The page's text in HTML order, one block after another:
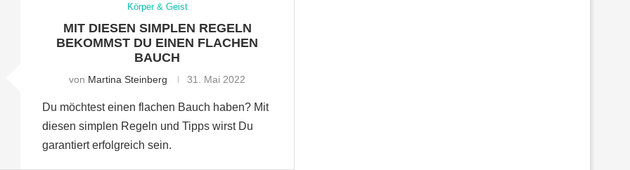
Körper & Geist
MIT DIESEN SIMPLEN REGELN
BEKOMMST DU EINEN FLACHEN
BAUCH
von Martina Steinberg 31. Mai 2022
Du möchtest einen flachen Bauch haben? Mit
diesen simplen Regeln und Tipps wirst Du
garantiert erfolgreich sein.